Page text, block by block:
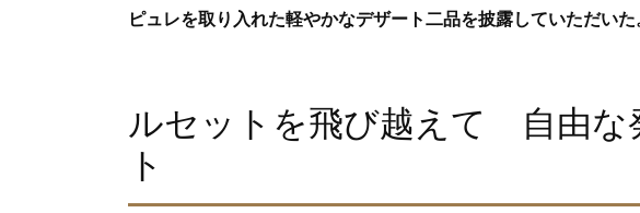
o
ピュレを取り入れた軽やかなデザート二品を披露していただいた
ルセットを飛び越えて 自由な
ト